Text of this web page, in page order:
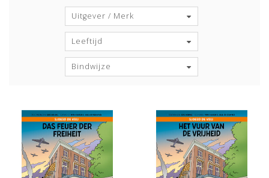
Uitgever / Merk
Leeftijd
Bindwijze